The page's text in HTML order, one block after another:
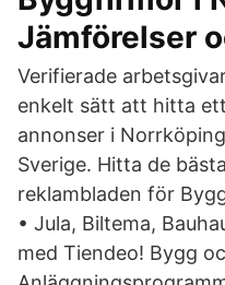
Jämförelser
Verifierade
enkelt sätt att hitta
annonser i
Sverige. Hitta de
reklambladen för
• Jula, Biltema,
med Tiendeo! Bygg